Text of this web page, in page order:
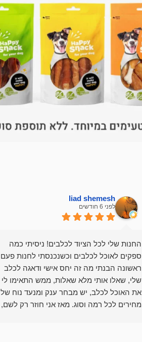
liad shemesh
לפני 6 חודשים
החנות שלי לכל הציוד לכלבים! ניסיתי כמה
ספקים לאוכל לכלבים וכשנכנסתי לחנות פעם
ראשונה הבנתי מה זה יחס אישי ודאגה לכלב
שלי, שאלו אותי מלא שאלות, ממש התאימו לי
את האוכל לכלב, יש מבחר ענק ומנעד נוח של
מחירים לכל רמה וסוג. מאז אני חוזר רק לשם,